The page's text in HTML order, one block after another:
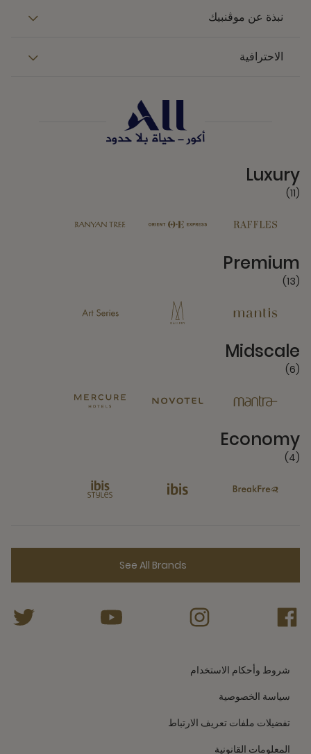
نبذة عن موڤنبيك
الاحترافية
Luxury
(11)
Premium
(13)
Midscale
(6)
Economy
(4)
See All Brands
شروط وأحكام الاستخدام
سياسة الخصوصية
تفضيلات ملفات تعريف الارتباط
المعلومات القانونية